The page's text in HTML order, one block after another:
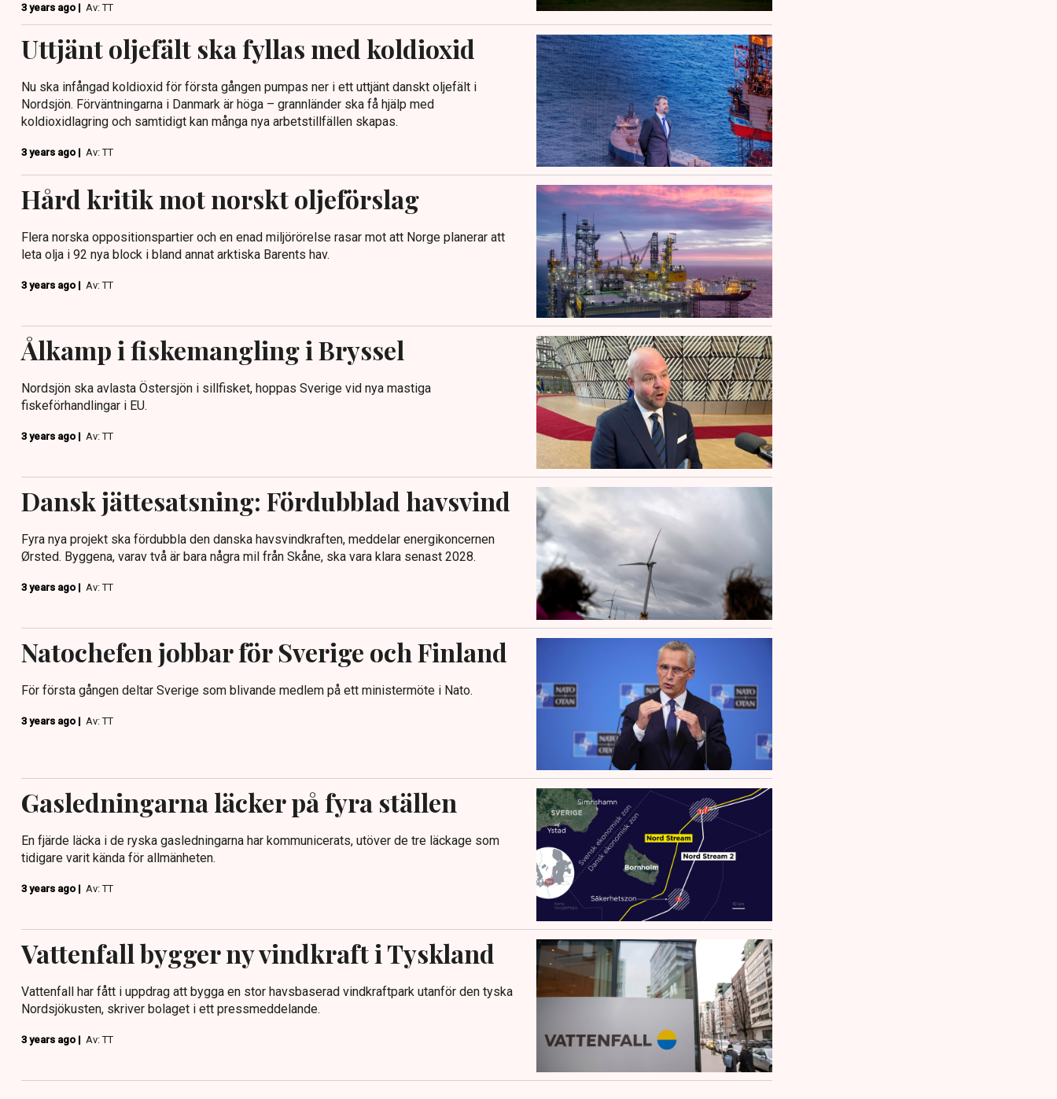
3 years ago | Av: TT
Uttjänt oljefält ska fyllas med koldioxid
Nu ska infångad koldioxid för första gången pumpas ner i ett uttjänt danskt oljefält i
Nordsjön. Förväntningarna i Danmark är höga – grannländer ska få hjälp med
koldioxidlagring och samtidigt kan många nya arbetstillfällen skapas.
3 years ago | Av: TT
Hård kritik mot norskt oljeförslag
Flera norska oppositionspartier och en enad miljörörelse rasar mot att Norge planerar att
leta olja i 92 nya block i bland annat arktiska Barents hav.
3 years ago | Av: TT
Ålkamp i fiskemangling i Bryssel
Nordsjön ska avlasta Östersjön i sillfisket, hoppas Sverige vid nya mastiga
fiskeförhandlingar i EU.
3 years ago | Av: TT
Dansk jättesatsning: Fördubblad havsvind
Fyra nya projekt ska fördubbla den danska havsvindkraften, meddelar energikoncernen
Ørsted. Byggena, varav två är bara några mil från Skåne, ska vara klara senast 2028.
3 years ago | Av: TT
Natochefen jobbar för Sverige och Finland
För första gången deltar Sverige som blivande medlem på ett ministermöte i Nato.
3 years ago | Av: TT
Gasledningarna läcker på fyra ställen
En fjärde läcka i de ryska gasledningarna har kommunicerats, utöver de tre läckage som
tidigare varit kända för allmänheten.
3 years ago | Av: TT
Vattenfall bygger ny vindkraft i Tyskland
Vattenfall har fått i uppdrag att bygga en stor havsbaserad vindkraftpark utanför den tyska
Nordsjökusten, skriver bolaget i ett pressmeddelande.
3 years ago | Av: TT